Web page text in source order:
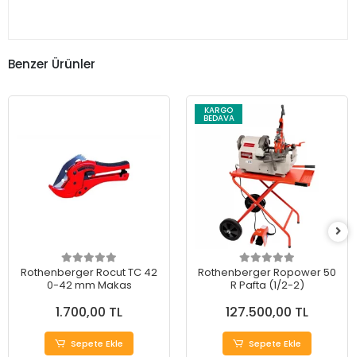
Benzer Ürünler
Rothenberger Rocut TC 42
0-42 mm Makas
1.700,00 TL
Sepete Ekle
KARGO
BEDAVA
Rothenberger Ropower 50
R Pafta (1/2-2)
127.500,00 TL
Sepete Ekle